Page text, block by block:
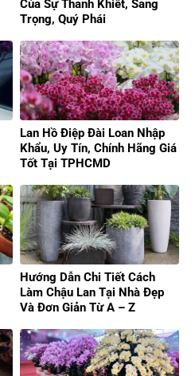
Của Sự Thanh Khiết, Sang
Trọng, Quý Phái
Lan Hồ Điệp Đài Loan Nhập
Khẩu, Uy Tín, Chính Hãng Giá
Tốt Tại TPHCMD
Hướng Dẫn Chi Tiết Cách
Làm Chậu Lan Tại Nhà Đẹp
Và Đơn Giản Từ A – Z